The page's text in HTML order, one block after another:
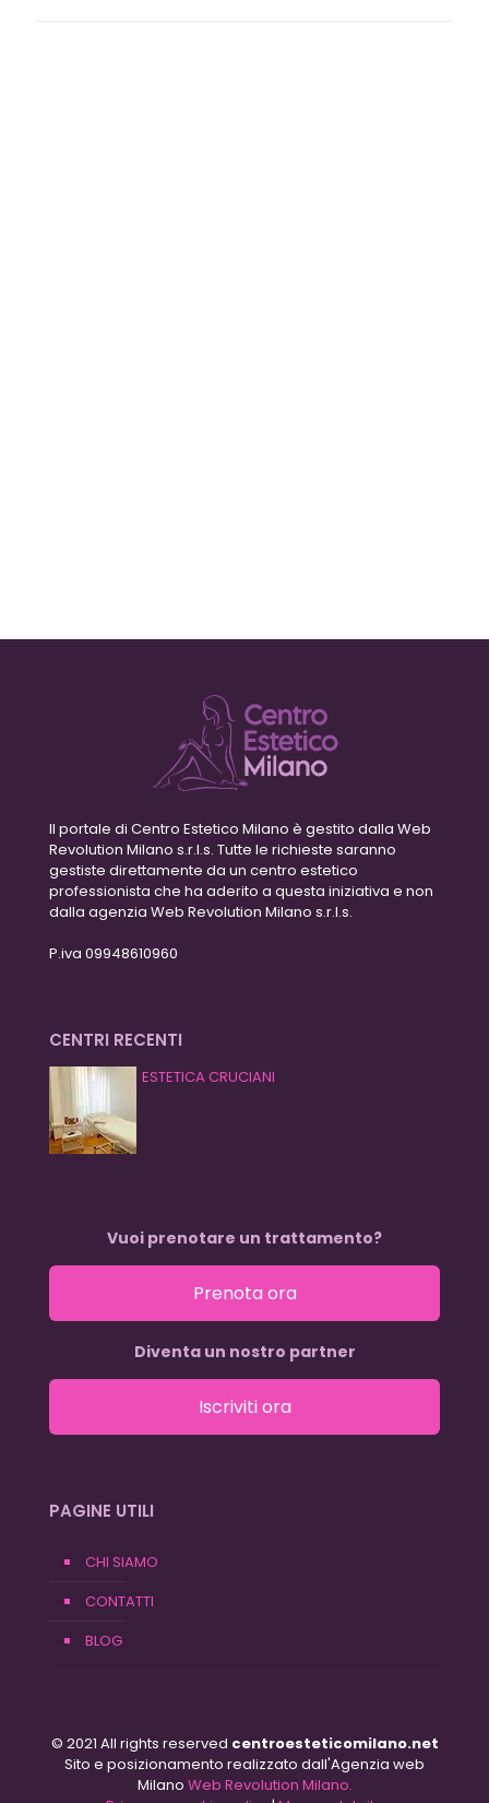
Il portale di Centro Estetico Milano è gestito dalla Web
Revolution Milano s.r.l.s. Tutte le richieste saranno
gestiste direttamente da un centro estetico
professionista che ha aderito a questa iniziativa e non
dalla agenzia Web Revolution Milano s.r.l.s.
P.iva 09948610960
CENTRI RECENTI
ESTETICA CRUCIANI
Vuoi prenotare un trattamento?
Prenota ora
Diventa un nostro partner
Iscriviti ora
PAGINE UTILI
CHI SIAMO
CONTATTI
BLOG
© 2021 All rights reserved centroesteticomilano.net
Sito e posizionamento realizzato dall'Agenzia web
Milano Web Revolution Milano.